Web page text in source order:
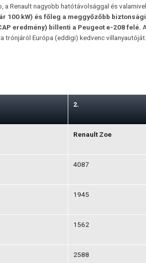
Renault nagyobb hatótávolsággal és valamivel
100 kW) és főleg a meggyőzőbb biztonsági
eredmény) billenti a Peugeot e-208 felé.
trónjáról Európa (eddigi) kedvenc villanyautóját.
2.
Renault Zoe
4087
1945
1562
2588